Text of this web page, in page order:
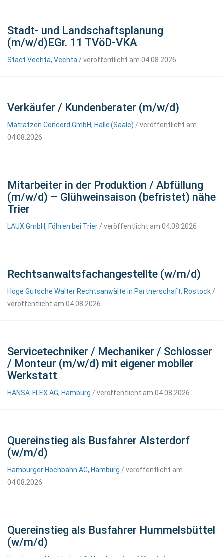
Stadt- und Landschaftsplanung
(m/w/d)EGr. 11 TVöD-VKA
Stadt Vechta, Vechta / veröffentlicht am 04.08.2026
Verkäufer / Kundenberater (m/w/d)
Matratzen Concord GmbH, Halle (Saale) / veröffentlicht am
04.08.2026
Mitarbeiter in der Produktion / Abfüllung
(m/w/d) – Glühweinsaison (befristet) nähe
Trier
LAUX GmbH, Föhren bei Trier / veröffentlicht am 04.08.2026
Rechtsanwaltsfachangestellte (w/m/d)
Hoge Gutsche Walter Rechtsanwälte in Partnerschaft, Rostock /
veröffentlicht am 04.08.2026
Servicetechniker / Mechaniker / Schlosser
/ Monteur (m/w/d) mit eigener mobiler
Werkstatt
HANSA-FLEX AG, Hamburg / veröffentlicht am 04.08.2026
Quereinstieg als Busfahrer Alsterdorf
(w/m/d)
Hamburger Hochbahn AG, Hamburg / veröffentlicht am
04.08.2026
Quereinstieg als Busfahrer Hummelsbüttel
(w/m/d)